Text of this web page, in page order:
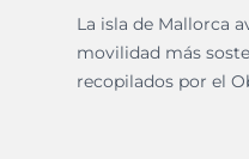
La isla de Mallorca
movilidad más
recopilados por el